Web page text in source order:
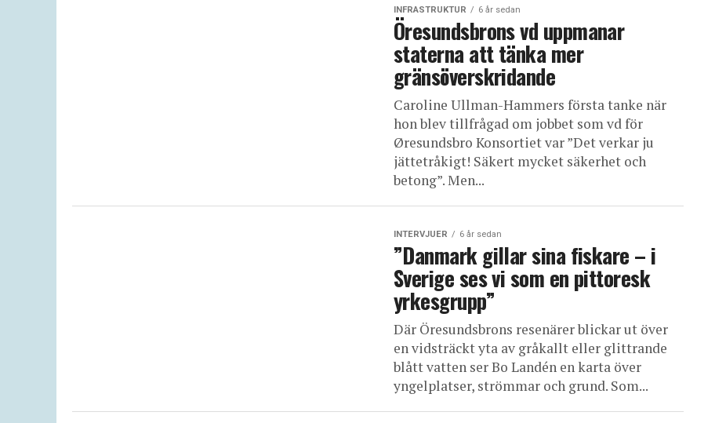
INFRASTRUKTUR 6 år sedan
Öresundsbrons vd uppmanar
staterna att tänka mer
gränsöverskridande
Caroline Ullman-Hammers första tanke när
hon blev tillfrågad om jobbet som vd för
Øresundsbro Konsortiet var ”Det verkar ju
jättetråkigt! Säkert mycket säkerhet och
betong”. Men...
INTERVJUER 6 år sedan
”Danmark gillar sina fiskare – i
Sverige ses vi som en pittoresk
yrkesgrupp”
Där Öresundsbrons resenärer blickar ut över
en vidsträckt yta av gråkallt eller glittrande
blått vatten ser Bo Landén en karta över
yngelplatser, strömmar och grund. Som...